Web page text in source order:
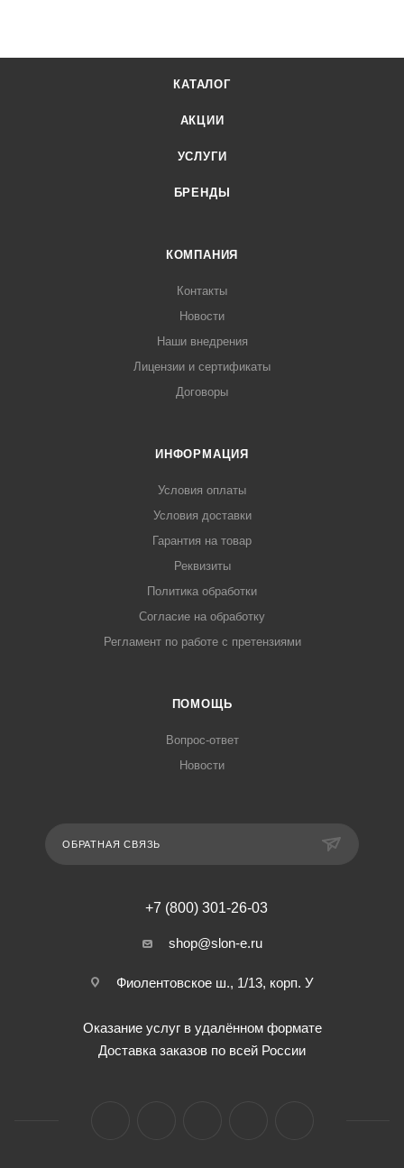
КАТАЛОГ
АКЦИИ
УСЛУГИ
БРЕНДЫ
КОМПАНИЯ
Контакты
Новости
Наши внедрения
Лицензии и сертификаты
Договоры
ИНФОРМАЦИЯ
Условия оплаты
Условия доставки
Гарантия на товар
Реквизиты
Политика обработки
Согласие на обработку
Регламент по работе с претензиями
ПОМОЩЬ
Вопрос-ответ
Новости
ОБРАТНАЯ СВЯЗЬ
+7 (800) 301-26-03
shop@slon-e.ru
Фиолентовское ш., 1/13, корп. У
Оказание услуг в удалённом формате
Доставка заказов по всей России